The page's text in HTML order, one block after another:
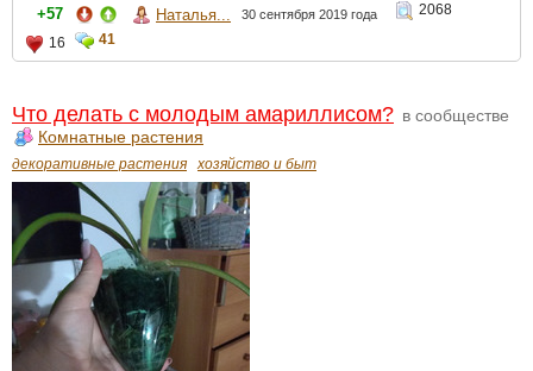
+57 Наталья... 30 сентября 2019 года
2068
16
41
Что делать с молодым амариллисом? в сообществе
Комнатные растения
декоративные растения хозяйство и быт